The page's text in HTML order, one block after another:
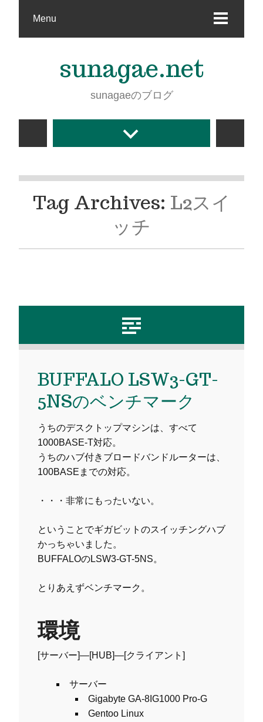
Menu
sunagae.net
sunagaeのブログ
Tag Archives: L2スイ
ッチ
BUFFALO LSW3-GT-
5NSのベンチマーク
うちのデスクトップマシンは、すべて
1000BASE-T対応。
うちのハブ付きブロードバンドルーターは、
100BASEまでの対応。
・・・非常にもったいない。
ということでギガビットのスイッチングハブ
かっちゃいました。
BUFFALOのLSW3-GT-5NS。
とりあえずベンチマーク。
環境
[サーバー]—[HUB]—[クライアント]
サーバー
Gigabyte GA-8IG1000 Pro-G
Gentoo Linux